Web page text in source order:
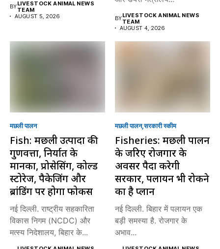
BYLIVESTOCK ANIMAL NEWS
TEAM
AUGUST 5, 2026
BYLIVESTOCK ANIMAL NEWS
TEAM
AUGUST 4, 2026
मछली पालन
Fish: मछली उत्पादों की
गुणवत्ता, निर्यात के
मानकों, प्रोसेसिंग, कोल्ड
स्टोरेज, पैकेजिंग और
ब्रांडिंग पर होगा फोकस
नई दिल्ली. राष्ट्रीय सहकारिता
विकास निगम (NCDC) और
मत्स्य निदेशालय, बिहार के...
मछली पालन सरकारी स्की‍म
Fisheries: मछली पालन
के जरिए रोजगार के
अवसर पैदा करेगी
सरकार, पलायन भी रोकने
का है प्लान
नई दिल्ली. बिहार में पलायन एक
बड़ी समस्या है. रोजगार के
अभाव...